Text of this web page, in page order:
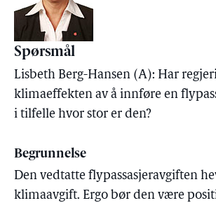
Spørsmål
Lisbeth Berg-Hansen (A): Har
klimaeffekten av å innføre en
i tilfelle hvor stor er den?
Begrunnelse
Den vedtatte flypassasjeravgiften
klimaavgift. Ergo bør den være